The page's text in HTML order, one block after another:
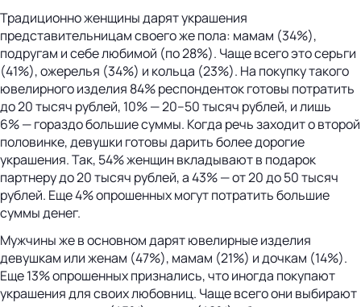
Традиционно женщины дарят украшения
представительницам своего же пола: мамам (34%),
подругам и себе любимой (по 28%). Чаще всего это серьги
(41%), ожерелья (34%) и кольца (23%). На покупку такого
ювелирного изделия 84% респонденток готовы потратить
до 20 тысяч рублей, 10% — 20–50 тысяч рублей, и лишь
6% — гораздо большие суммы. Когда речь заходит о второй
половинке, девушки готовы дарить более дорогие
украшения. Так, 54% женщин вкладывают в подарок
партнеру до 20 тысяч рублей, а 43% — от 20 до 50 тысяч
рублей. Еще 4% опрошенных могут потратить большие
суммы денег.
Мужчины же в основном дарят ювелирные изделия
девушкам или женам (47%), мамам (21%) и дочкам (14%).
Еще 13% опрошенных признались, что иногда покупают
украшения для своих любовниц. Чаще всего они выбирают